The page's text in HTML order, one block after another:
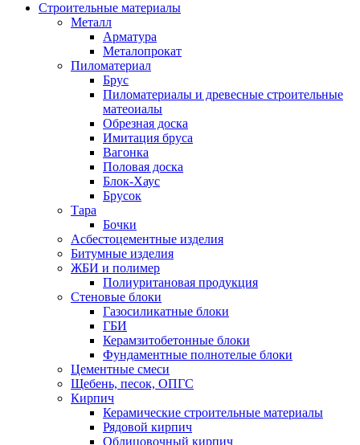
Строительные материалы
Металл
Арматура
Металопрокат
Пиломатериал
Брус
Пиломатериалы и древесные строительные
матеоиалы
Обрезная доска
Имитация бруса
Вагонка
Половая доска
Блок-Хаус
Брусок
Тара
Бочки
Асбестоцементные изделия
Битумные изделия
ЖБИ и полимер
Полиуритановая продукция
Стеновые блоки
Газосиликатные блоки
ГБИ
Керамзитобетонные блоки
Фундаментные полнотелые блоки
Цементные смеси
Щебень, песок, ОПГС
Кирпич
Керамические строительные материалы
Рядовой кирпич
Облицовочный кирпич